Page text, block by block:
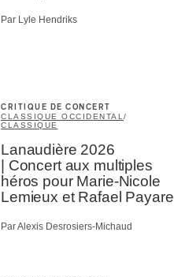
Par Lyle Hendriks
CRITIQUE DE CONCERT
CLASSIQUE OCCIDENTAL /
CLASSIQUE
Lanaudière 2026
| Concert aux multiples
héros pour Marie-Nicole
Lemieux et Rafael Payare
Par Alexis Desrosiers-Michaud